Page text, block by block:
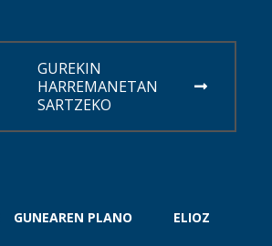
GUREKIN
HARREMANETAN
SARTZEKO
GUNEAREN PLANO ELIOZ